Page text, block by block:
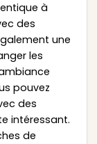
à
des
une
les
pouvez
des
intéressant.
de